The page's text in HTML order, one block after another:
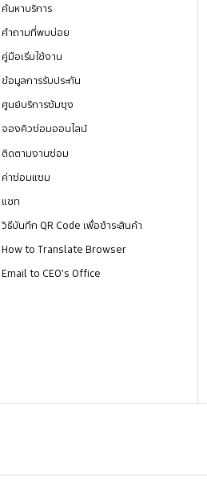
ค้นหาบริการ
คำถามที่พบบ่อย
คู่มือเริ่มใช้งาน
ข้อมูลการรับประกัน
ศูนย์บริการซัมซุง
จองคิวซ่อมออนไลน์
ติดตามงานซ่อม
ค่าซ่อมแซม
แชท
วิธีบันทึก QR Code เพื่อชำระสินค้า
How to Translate Browser
Email to CEO's Office